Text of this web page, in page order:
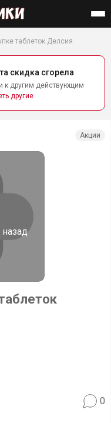
Найти
таблеток Делсия
скидка сгорела
к другим действующим
другие
Акции
0